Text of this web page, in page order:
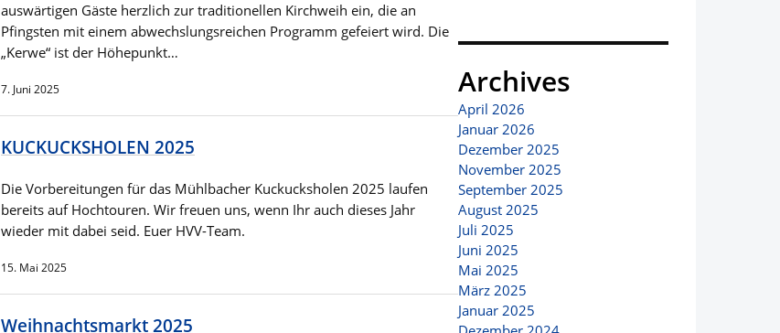
auswärtigen Gäste herzlich zur traditionellen Kirchweih ein, die an
Pfingsten mit einem abwechslungsreichen Programm gefeiert wird. Die
„Kerwe“ ist der Höhepunkt…
7. Juni 2025
KUCKUCKSHOLEN 2025
Die Vorbereitungen für das Mühlbacher Kuckucksholen 2025 laufen
bereits auf Hochtouren. Wir freuen uns, wenn Ihr auch dieses Jahr
wieder mit dabei seid. Euer HVV-Team.
15. Mai 2025
Weihnachtsmarkt 2025
Archives
April 2026
Januar 2026
Dezember 2025
November 2025
September 2025
August 2025
Juli 2025
Juni 2025
Mai 2025
März 2025
Januar 2025